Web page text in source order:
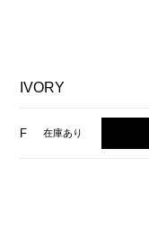
IVORY
F 在庫あり